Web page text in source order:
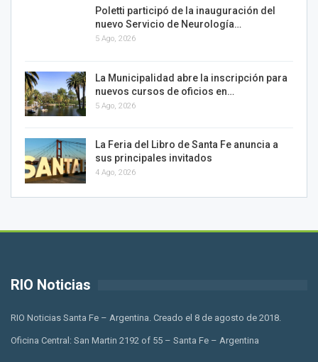
Poletti participó de la inauguración del
nuevo Servicio de Neurología…
5 Ago, 2026
La Municipalidad abre la inscripción para
nuevos cursos de oficios en…
5 Ago, 2026
La Feria del Libro de Santa Fe anuncia a
sus principales invitados
4 Ago, 2026
RIO Noticias
RIO Noticias Santa Fe – Argentina. Creado el 8 de agosto de 2018.
Oficina Central: San Martin 2192 of 55 – Santa Fe – Argentina